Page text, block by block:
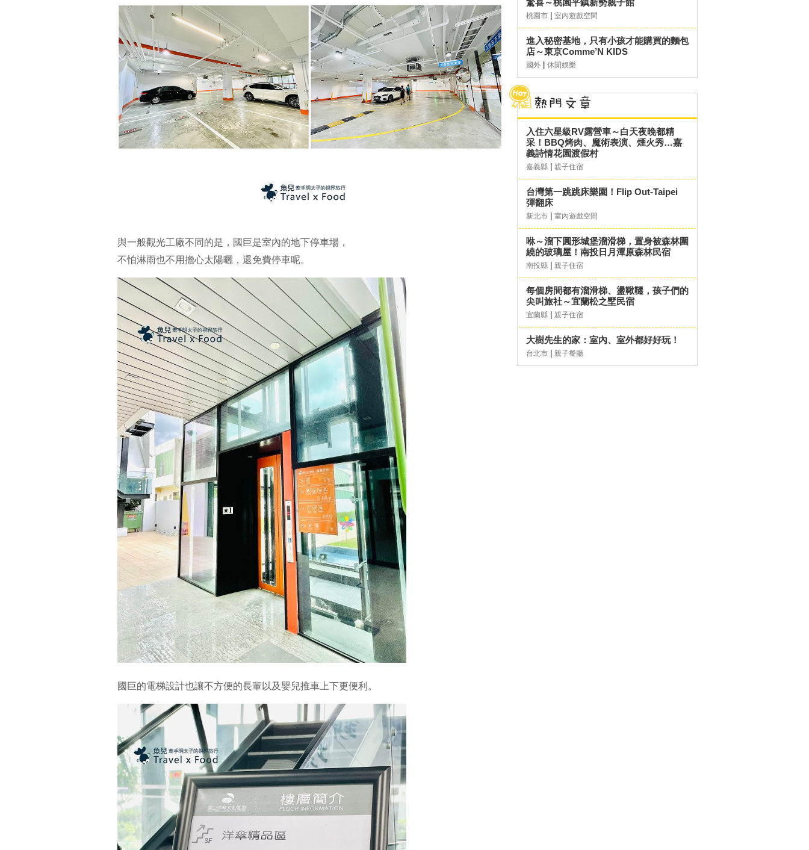
與一般觀光工廠不同的是，國巨是室內的地下停車場，
不怕淋雨也不用擔心太陽曬，還免費停車呢。
國巨的電梯設計也讓不方便的長輩以及嬰兒推車上下更便利。
驚喜～桃園平鎮新勢親子館
桃園市 室內遊戲空間
進入秘密基地，只有小孩才能購買的麵包
店～東京Comme’N KIDS
國外 休閒娛樂
入住六星級RV露營車～白天夜晚都精
采！BBQ烤肉、魔術表演、煙火秀…嘉
義詩情花園渡假村
嘉義縣 親子住宿
台灣第一跳跳床樂園！Flip Out-Taipei
彈翻床
新北市 室內遊戲空間
咻～溜下圓形城堡溜滑梯，置身被森林圍
繞的玻璃屋！南投日月潭原森林民宿
南投縣 親子住宿
每個房間都有溜滑梯、盪鞦韆，孩子們的
尖叫旅社～宜蘭松之墅民宿
宜蘭縣 親子住宿
大樹先生的家：室內、室外都好好玩！
台北市 親子餐廳